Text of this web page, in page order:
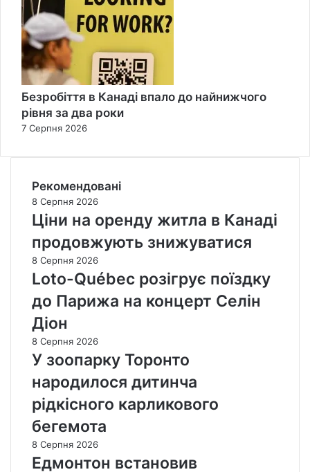
Безробіття в Канаді впало до найнижчого
рівня за два роки
7 Серпня 2026
Рекомендовані
8 Серпня 2026
Ціни на оренду житла в Канаді
продовжують знижуватися
8 Серпня 2026
Loto-Québec розігрує поїздку
до Парижа на концерт Селін
Діон
8 Серпня 2026
У зоопарку Торонто
народилося дитинча
рідкісного карликового
бегемота
8 Серпня 2026
Едмонтон встановив